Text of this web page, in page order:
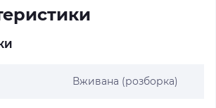
Вживана (розборка)